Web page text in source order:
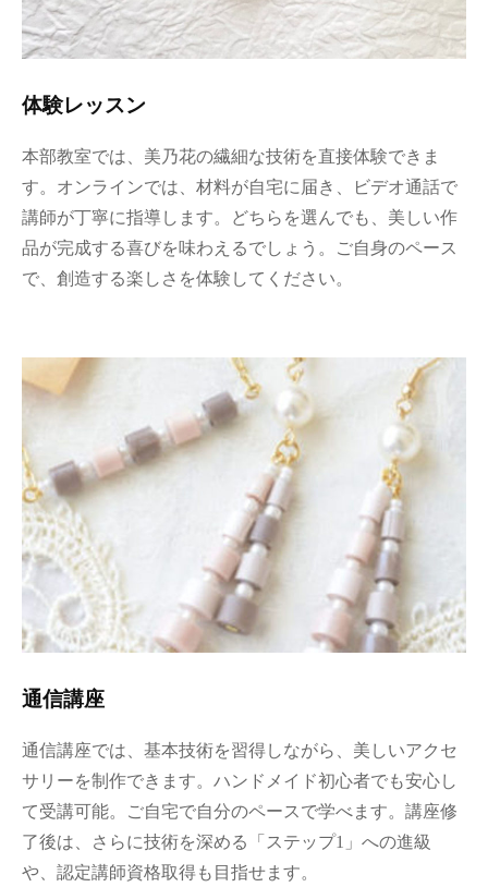
体験レッスン
本部教室では、美乃花の繊細な技術を直接体験できま
す。オンラインでは、材料が自宅に届き、ビデオ通話で
講師が丁寧に指導します。どちらを選んでも、美しい作
品が完成する喜びを味わえるでしょう。ご自身のペース
で、創造する楽しさを体験してください。
通信講座
通信講座では、基本技術を習得しながら、美しいアクセ
サリーを制作できます。ハンドメイド初心者でも安心し
て受講可能。ご自宅で自分のペースで学べます。講座修
了後は、さらに技術を深める「ステップ1」への進級
や、認定講師資格取得も目指せます。